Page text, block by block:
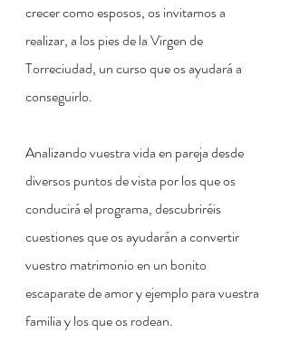
crecer como esposos, os invitamos a
realizar, a los pies de la Virgen de
Torreciudad, un curso que os ayudará a
conseguirlo.
Analizando vuestra vida en pareja desde
diversos puntos de vista por los que os
conducirá el programa, descubriréis
cuestiones que os ayudarán a convertir
vuestro matrimonio en un bonito
escaparate de amor y ejemplo para vuestra
familia y los que os rodean.